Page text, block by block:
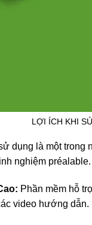
LỢI ÍCH KHI
dụng là một trong
nghiệm préalable.
Phần mềm hỗ
video hướng dẫn.